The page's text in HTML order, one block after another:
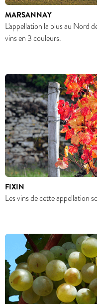
MARSANNAY
L'appellation la plus au Nord
vins en 3 couleurs.
FIXIN
Les vins de cette appellation